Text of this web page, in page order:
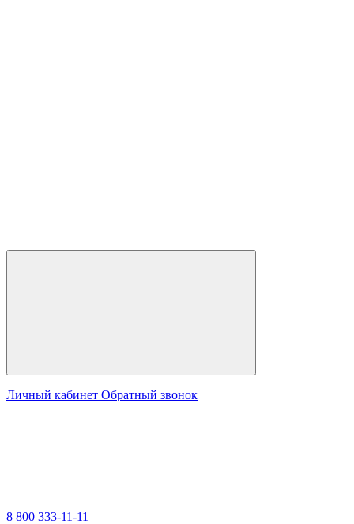
Личный кабинет Обратный звонок
8 800 333-11-11